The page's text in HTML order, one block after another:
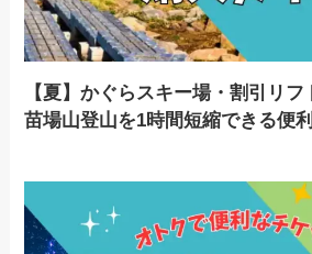
【夏】かぐらスキー場・割引リフ
苗場山登山を1時間短縮できる便